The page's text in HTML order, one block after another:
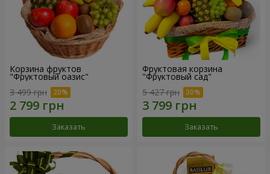
Корзина фруктов
"Фруктовый оазис"
3 499 грн
Заказать
Фруктовая корзина
"Фруктовый сад"
5 427 грн
Заказать